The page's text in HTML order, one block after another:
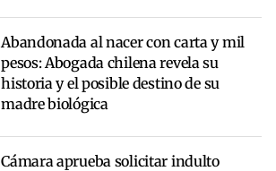
Abandonada al nacer con carta y mil
pesos: Abogada chilena revela su
historia y el posible destino de su
madre biológica
Cámara aprueba solicitar indulto